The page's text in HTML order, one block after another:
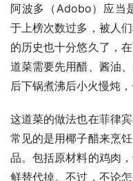
阿波多（Adobo）应当
于上榜次数过多，被人
的历史也十分悠久了，
道菜需要先用醋、酱油
后下锅煮沸后小火慢炖
这道菜的做法也在菲律
常见的是用椰子醋来烹
品。包括原材料的鸡肉
鲜替代掉。不过，不论